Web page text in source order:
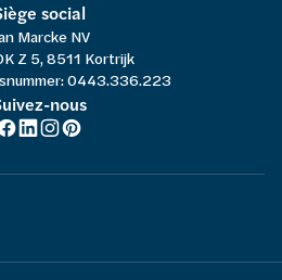
social
Marcke NV
Z 5, 8511 Kortrijk
0443.336.223
nous